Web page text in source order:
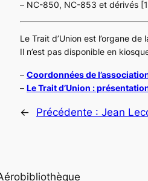
– NC-850, NC-853 et dérivés
Le Trait d’Union est l’organe de
Il n’est pas disponible en
– Coordonnées de
– Le Trait d’Union :
← Précédente : Jean